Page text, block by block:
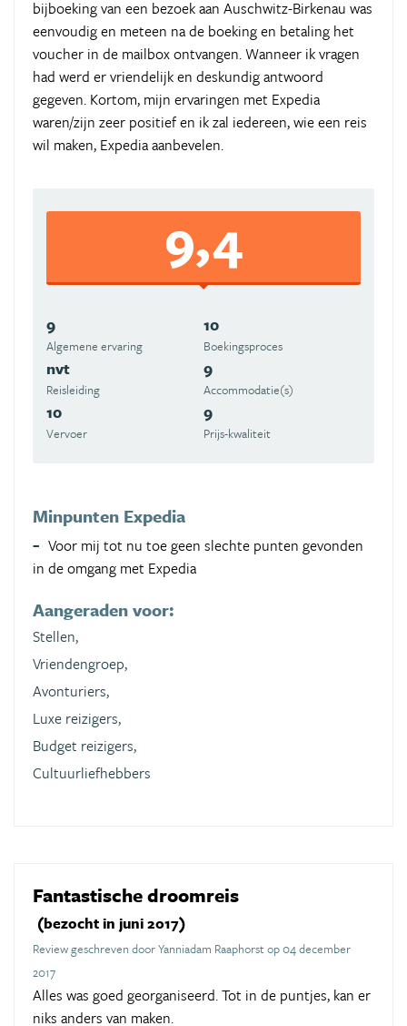
bijboeking van een bezoek aan Auschwitz-Birkenau was
eenvoudig en meteen na de boeking en betaling het
voucher in de mailbox ontvangen. Wanneer ik vragen
had werd er vriendelijk en deskundig antwoord
gegeven. Kortom, mijn ervaringen met Expedia
waren/zijn zeer positief en ik zal iedereen, wie een reis
wil maken, Expedia aanbevelen.
9,4
9
Algemene ervaring
10
Boekingsproces
nvt
Reisleiding
9
Accommodatie(s)
10
Vervoer
9
Prijs-kwaliteit
Minpunten Expedia
Voor mij tot nu toe geen slechte punten gevonden
in de omgang met Expedia
Aangeraden voor:
Stellen,
Vriendengroep,
Avonturiers,
Luxe reizigers,
Budget reizigers,
Cultuurliefhebbers
Fantastische droomreis
(bezocht in juni 2017)
Review geschreven door Yanniadam Raaphorst op 04 december
2017
Alles was goed georganiseerd. Tot in de puntjes, kan er
niks anders van maken.